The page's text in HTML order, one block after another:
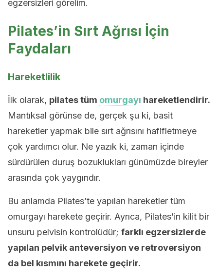
egzersizleri görelim.
Pilates’in Sırt Ağrısı İçin
Faydaları
Hareketlilik
İlk olarak, pilates tüm omurgayı hareketlendirir.
Mantıksal görünse de, gerçek şu ki, basit
hareketler yapmak bile sırt ağrısını hafifletmeye
çok yardımcı olur. Ne yazık ki, zaman içinde
sürdürülen duruş bozuklukları günümüzde bireyler
arasında çok yaygındır.
Bu anlamda Pilates’te yapılan hareketler tüm
omurgayı harekete geçirir. Ayrıca, Pilates’in kilit bir
unsuru pelvisin kontrolüdür; farklı egzersizlerde
yapılan pelvik anteversiyon ve retroversiyon
da bel kısmını harekete geçirir.